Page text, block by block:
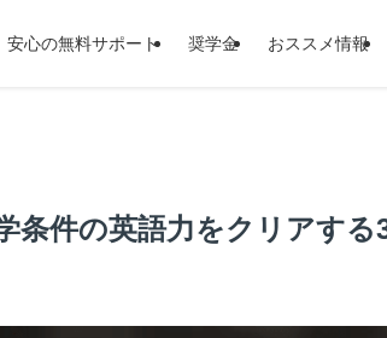
安心の無料サポート 奨学金 おススメ情報
条件の英語力をクリアする